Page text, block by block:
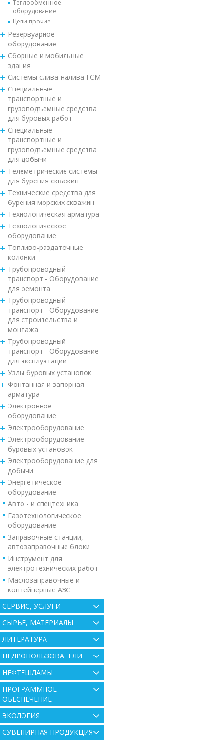
Теплообменное
оборудование
Цепи прочие
Резервуарное
оборудование
Сборные и мобильные
здания
Системы слива-налива ГСМ
Специальные
транспортные и
грузоподъемные средства
для буровых работ
Специальные
транспортные и
грузоподъемные средства
для добычи
Телеметрические системы
для бурения скважин
Технические средства для
бурения морских скважин
Технологическая арматура
Технологическое
оборудование
Топливо-раздаточные
колонки
Трубопроводный
транспорт - Оборудование
для ремонта
Трубопроводный
транспорт - Оборудование
для строительства и
монтажа
Трубопроводный
транспорт - Оборудование
для эксплуатации
Узлы буровых установок
Фонтанная и запорная
арматура
Электронное
оборудование
Электрооборудование
Электрооборудование
буровых установок
Электрооборудование для
добычи
Энергетическое
оборудование
Авто - и спецтехника
Газотехнологическое
оборудование
Заправочные станции,
автозаправочные блоки
Инструмент для
электротехнических работ
Маслозаправочные и
контейнерные АЗС
СЕРВИС, УСЛУГИ
СЫРЬЕ, МАТЕРИАЛЫ
ЛИТЕРАТУРА
НЕДРОПОЛЬЗОВАТЕЛИ
НЕФТЕШЛАМЫ
ПРОГРАММНОЕ
ОБЕСПЕЧЕНИЕ
ЭКОЛОГИЯ
СУВЕНИРНАЯ ПРОДУКЦИЯ